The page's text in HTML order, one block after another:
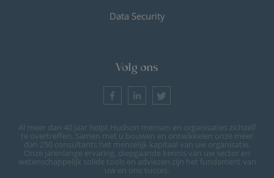
Data Security
Volg ons
Al meer dan 40 jaar helpt Hudson mensen en organisaties zichzelf
te overtreffen. Samen met u bouwen en ontwikkelen onze meer
dan 250 consultants het menselijk kapitaal van uw organisatie.
Onze jarenlange ervaring, diepgaande kennis van uw sector en
wetenschappelijk solide tools en adviezen zijn het fundament van
uw en ons succes.